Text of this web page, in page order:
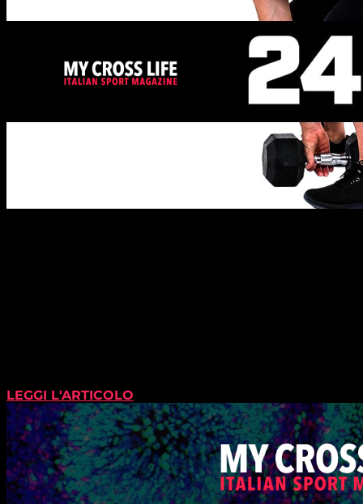
LEGGI L'ARTICOLO